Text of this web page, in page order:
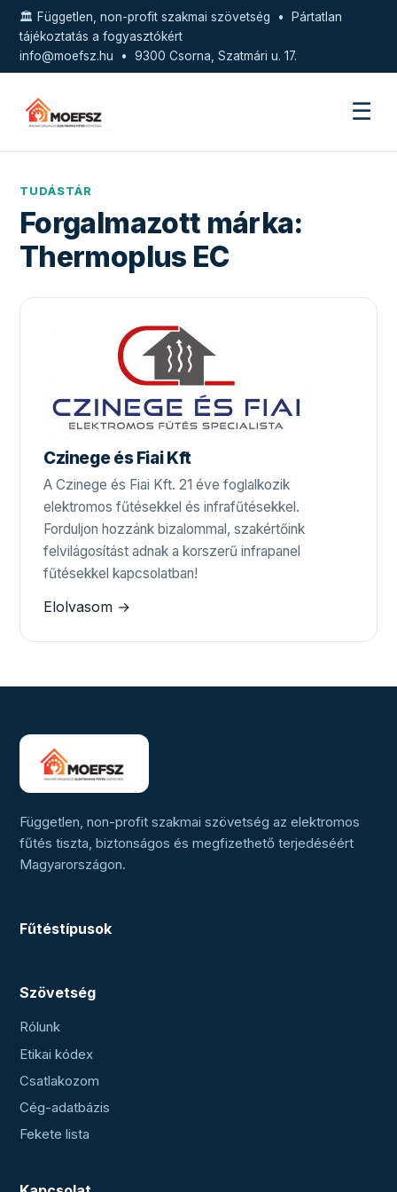
🏛️ Független, non-profit szakmai szövetség • Pártatlan
tájékoztatás a fogyasztókért
info@moefsz.hu • 9300 Csorna, Szatmári u. 17.
☰
TUDÁSTÁR
Forgalmazott márka:
Thermoplus EC
Czinege és Fiai Kft
A Czinege és Fiai Kft. 21 éve foglalkozik
elektromos fűtésekkel és infrafűtésekkel.
Forduljon hozzánk bizalommal, szakértőink
felvilágosítást adnak a korszerű infrapanel
fűtésekkel kapcsolatban!
Elolvasom →
Független, non-profit szakmai szövetség az elektromos
fűtés tiszta, biztonságos és megfizethető terjedéséért
Magyarországon.
Fűtéstípusok
Szövetség
Rólunk
Etikai kódex
Csatlakozom
Cég-adatbázis
Fekete lista